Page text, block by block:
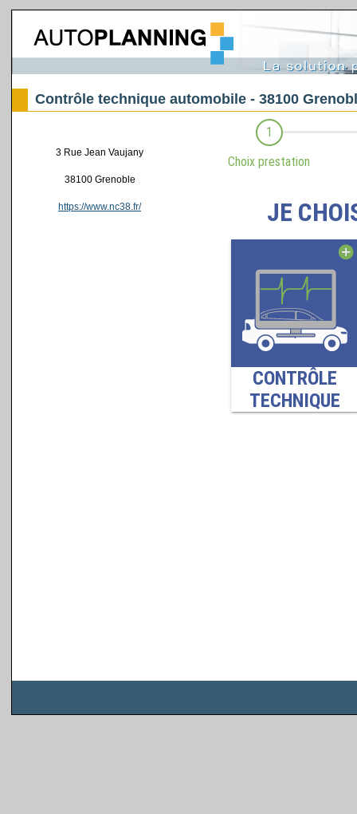
Contrôle technique automobile - 38100
3 Rue Jean Vaujany
38100 Grenoble
https://www.nc38.fr/